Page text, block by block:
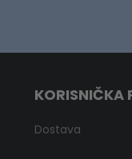
KORISNIČKA
Dostava